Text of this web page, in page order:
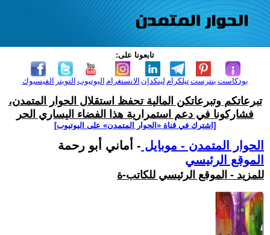
تابعونا على:
الفيسبوك التويتر اليوتيوب الانستغرام لينكدإن تيلكرامبنترست بودكاست
تبرعاتكم وتبرعاتكن المالية تحفظ استقلال الحوار المتمدن،
فشاركونا في دعم استمرارية هذا الفضاء اليساري الحر
[اشترك في قناة ‫«الحوار المتمدن» على اليوتيوب]
الحوار المتمدن - موبايل - أماني أبو رحمة
الموقع الرئيسي
للمزيد - الموقع الرئيسي للكاتب-ة